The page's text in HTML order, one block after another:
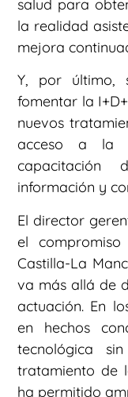
salud para
la realidad
mejora
Y, por último,
fomentar la
nuevos
acceso a la
información y
El director
el
Castilla-La
va más allá de
actuación. En
en hechos
tecnológica
tratamiento de
ha permitido